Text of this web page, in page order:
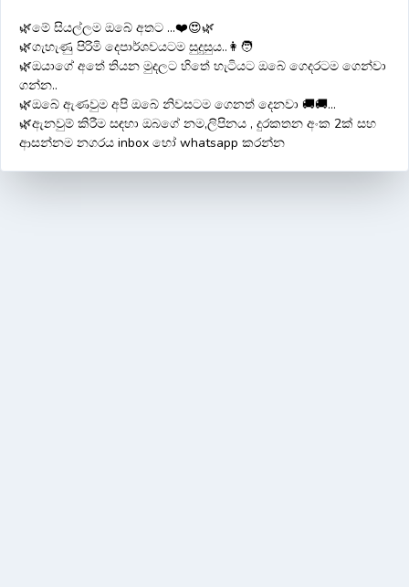
🌿මේ සියල්ලම ඔබේ අතට ...❤️😍🌿
🌿ගැහැණු පිරිමි දෙපාර්ශවයටම සුදුසුය..👩🧑
🌿ඔයාගේ අතේ තියන මුදලට හිතේ හැටියට ඔබේ ගෙදරටම ගෙන්වා
ගන්න..
🌿ඔබේ ඇණවුම අපි ඔබේ නිවසටම ගෙනත් දෙනවා 🚚🚚...
🌿ඇනවුම් කිරීම සඳහා ඔබගේ නම,ලිපිනය , දුරකතන අංක 2ක් සහ
ආසන්නම නගරය inbox හෝ whatsapp කරන්න